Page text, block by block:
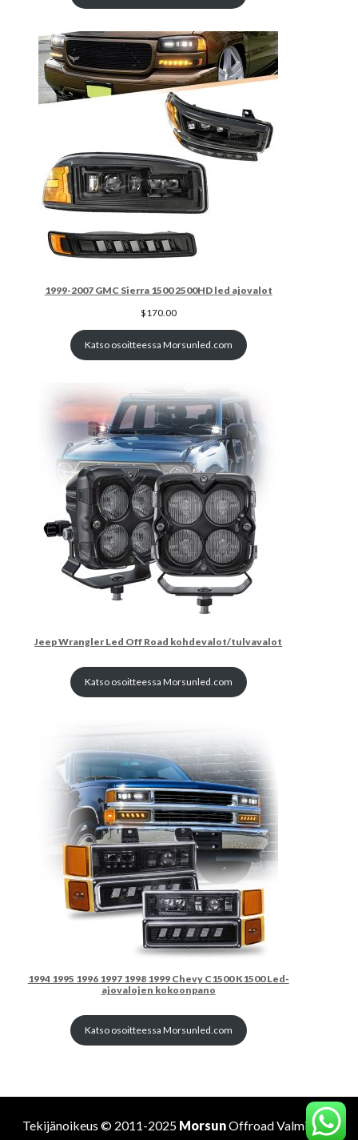
1999-2007 GMC Sierra 1500 2500HD led ajovalot
$170.00
Katso osoitteessa Morsunled.com
Jeep Wrangler Led Off Road kohdevalot/tulvavalot
Katso osoitteessa Morsunled.com
1994 1995 1996 1997 1998 1999 Chevy C1500 K1500 Led-
ajovalojen kokoonpano
Katso osoitteessa Morsunled.com
Tekijänoikeus © 2011-2025 MorsunOffroadValmistaja.